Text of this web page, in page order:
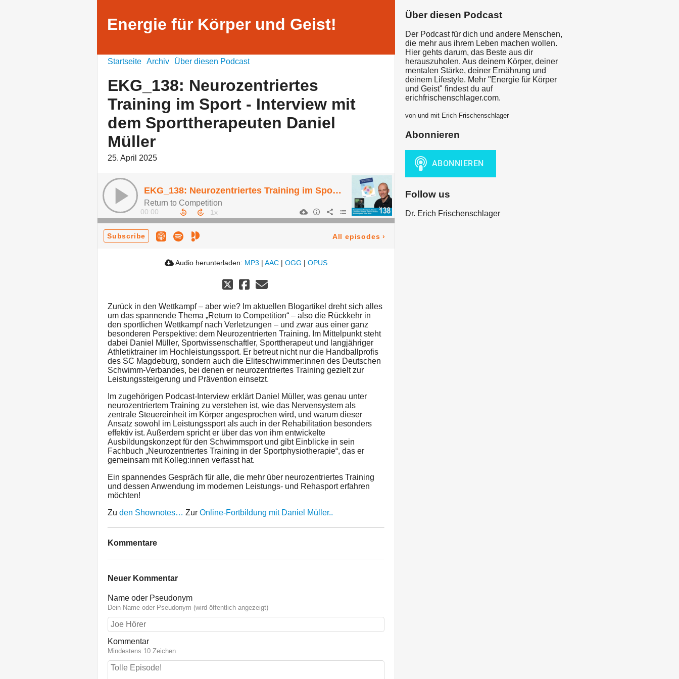
Energie für Körper und Geist!
Startseite Archiv Über diesen Podcast
EKG_138: Neurozentriertes
Training im Sport - Interview mit
dem Sporttherapeuten Daniel
Müller
25. April 2025
EKG_138: Neurozentriertes Training im Sport - Interview mit dem Sporttherapeuten Daniel Müller
Return to Competition
00:00
Subscribe All episodes ›
Audio herunterladen: MP3 | AAC | OGG | OPUS
Zurück in den Wettkampf – aber wie? Im aktuellen Blogartikel dreht sich alles
um das spannende Thema „Return to Competition“ – also die Rückkehr in
den sportlichen Wettkampf nach Verletzungen – und zwar aus einer ganz
besonderen Perspektive: dem Neurozentrierten Training. Im Mittelpunkt steht
dabei Daniel Müller, Sportwissenschaftler, Sporttherapeut und langjähriger
Athletiktrainer im Hochleistungssport. Er betreut nicht nur die Handballprofis
des SC Magdeburg, sondern auch die Eliteschwimmer:innen des Deutschen
Schwimm-Verbandes, bei denen er neurozentriertes Training gezielt zur
Leistungssteigerung und Prävention einsetzt.
Im zugehörigen Podcast-Interview erklärt Daniel Müller, was genau unter
neurozentriertem Training zu verstehen ist, wie das Nervensystem als
zentrale Steuereinheit im Körper angesprochen wird, und warum dieser
Ansatz sowohl im Leistungssport als auch in der Rehabilitation besonders
effektiv ist. Außerdem spricht er über das von ihm entwickelte
Ausbildungskonzept für den Schwimmsport und gibt Einblicke in sein
Fachbuch „Neurozentriertes Training in der Sportphysiotherapie“, das er
gemeinsam mit Kolleg:innen verfasst hat.
Ein spannendes Gespräch für alle, die mehr über neurozentriertes Training
und dessen Anwendung im modernen Leistungs- und Rehasport erfahren
möchten!
Zu den Shownotes… Zur Online-Fortbildung mit Daniel Müller..
Kommentare
Neuer Kommentar
Name oder Pseudonym
Dein Name oder Pseudonym (wird öffentlich angezeigt)
Kommentar
Mindestens 10 Zeichen
Über diesen Podcast
Der Podcast für dich und andere Menschen,
die mehr aus ihrem Leben machen wollen.
Hier gehts darum, das Beste aus dir
herauszuholen. Aus deinem Körper, deiner
mentalen Stärke, deiner Ernährung und
deinem Lifestyle. Mehr "Energie für Körper
und Geist" findest du auf
erichfrischenschlager.com.
von und mit Erich Frischenschlager
Abonnieren
Follow us
Dr. Erich Frischenschlager